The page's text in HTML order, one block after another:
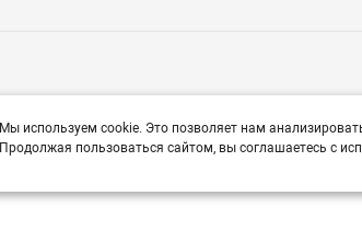
Мы используем cookie. Это позволяет нам
Продолжая пользоваться сайтом, вы соглашаетесь с